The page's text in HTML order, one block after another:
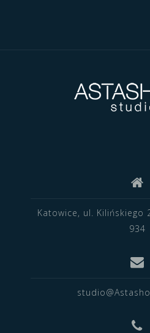
Katowice, ul. Kilińskiego
934